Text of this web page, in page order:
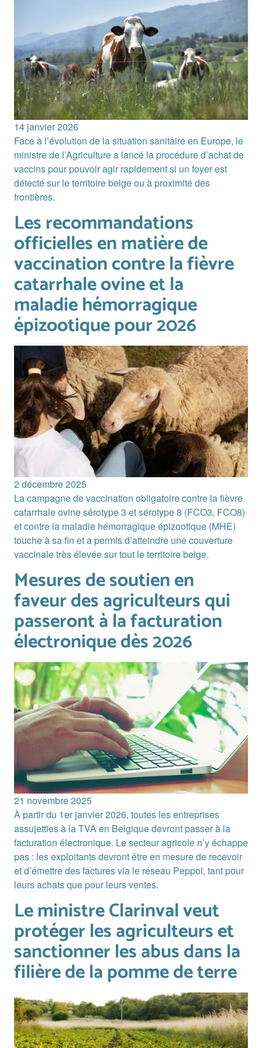
14 janvier 2026
Face à l’évolution de la situation sanitaire en Europe, le
ministre de l’Agriculture a lancé la procédure d’achat de
vaccins pour pouvoir agir rapidement si un foyer est
détecté sur le territoire belge ou à proximité des
frontières.
Les recommandations officielles en matière de
Les recommandations
officielles en matière de
vaccination contre la fièvre
catarrhale ovine et la
maladie hémorragique
épizootique pour 2026
2 décembre 2025
La campagne de vaccination obligatoire contre la fièvre
catarrhale ovine sérotype 3 et sérotype 8 (FCO3, FCO8)
et contre la maladie hémorragique épizootique (MHE)
touche à sa fin et a permis d’atteindre une couverture
vaccinale très élevée sur tout le territoire belge.
Mesures de soutien en faveur des agriculteurs qui
Mesures de soutien en
faveur des agriculteurs qui
passeront à la facturation
électronique dès 2026
Image
21 novembre 2025
À partir du 1er janvier 2026, toutes les entreprises
assujetties à la TVA en Belgique devront passer à la
facturation électronique. Le secteur agricole n’y échappe
pas : les exploitants devront être en mesure de recevoir
et d’émettre des factures via le réseau Peppol, tant pour
leurs achats que pour leurs ventes.
Le ministre Clarinval veut protéger les agriculteurs et
Le ministre Clarinval veut
protéger les agriculteurs et
sanctionner les abus dans la
filière de la pomme de terre
Image